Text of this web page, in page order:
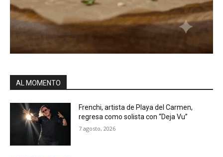
AL MOMENTO
Frenchi, artista de Playa del Carmen,
regresa como solista con “Deja Vu”
7 agosto, 2026